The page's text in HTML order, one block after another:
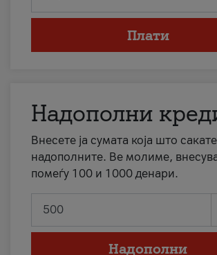
Плати
Надополни
Внесете ја сумата која што сакате
надополните. Ве молиме,
помеѓу 100 и 1000 денари.
Надополни